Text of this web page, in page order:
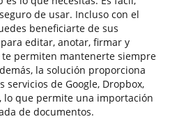
de usar. Incluso con el
beneficiarte de sus
editar, anotar, firmar y
permiten mantenerte siempre
la solución proporciona
servicios de Google, Dropbox,
lo que permite una importación
de documentos.